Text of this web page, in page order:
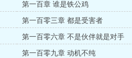
第一百章 谁是铁公鸡
第一百零三章 都是受害者
第一百零六章 不是伙伴就是对手
第一百零九章 动机不纯